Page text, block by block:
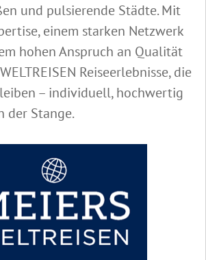
und pulsierende Städte. Mit
einem starken Netzwerk
hohen Anspruch an Qualität
Reiseerlebnisse, die
– individuell, hochwertig
der Stange.